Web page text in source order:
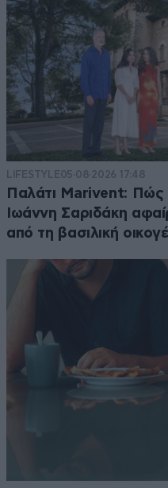
LIFESTYLE05·08·2026 17:48
Παλάτι Marivent: Πώς
Ιωάννη Σαριδάκη
από τη βασιλική